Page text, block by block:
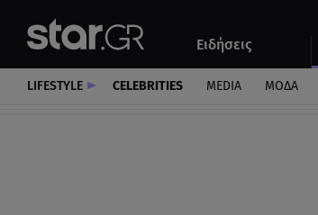
Ειδήσεις
Αυτοκίνητο
LIFESTYLE CELEBRITIES MEDIA ΜΟΔΑ